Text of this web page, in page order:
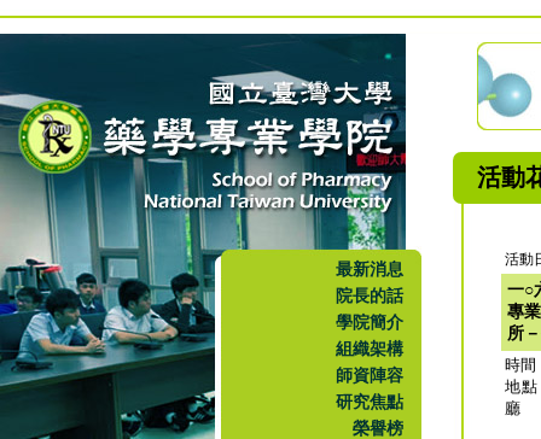
最新消息
院長的話
學院簡介
組織架構
師資陣容
研究焦點
榮譽榜
活動
活動
一○
專
所
時間
地點
廳